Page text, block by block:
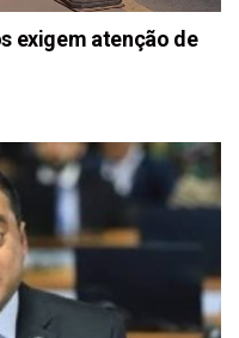
exigem atenção de